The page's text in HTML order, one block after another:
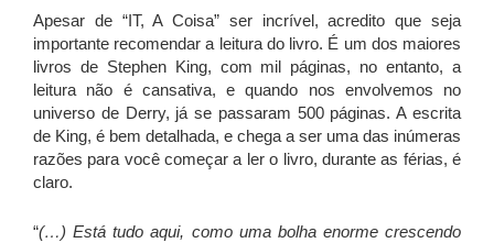
Apesar de “IT, A Coisa” ser incrível, acredito que seja
importante recomendar a leitura do livro. É um dos maiores
livros de Stephen King, com mil páginas, no entanto, a
leitura não é cansativa, e quando nos envolvemos no
universo de Derry, já se passaram 500 páginas. A escrita
de King, é bem detalhada, e chega a ser uma das inúmeras
razões para você começar a ler o livro, durante as férias, é
claro.
“(…) Está tudo aqui, como uma bolha enorme crescendo